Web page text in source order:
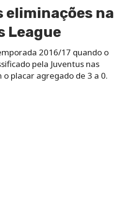
eliminações na
League
2016/17 quando o
pela Juventus nas
placar agregado de 3 a 0.